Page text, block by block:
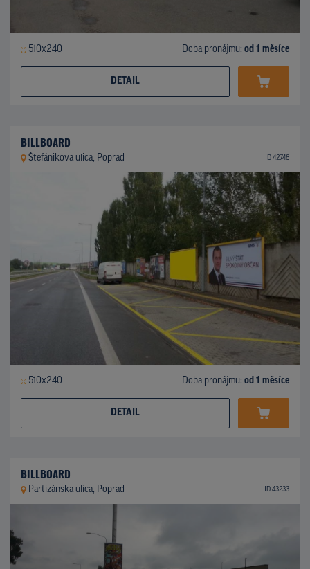
510x240 Doba pronájmu: od 1 měsíce
DETAIL
BILLBOARD
Štefánikova ulica, Poprad ID 42746
510x240 Doba pronájmu: od 1 měsíce
DETAIL
BILLBOARD
Partizánska ulica, Poprad ID 43233